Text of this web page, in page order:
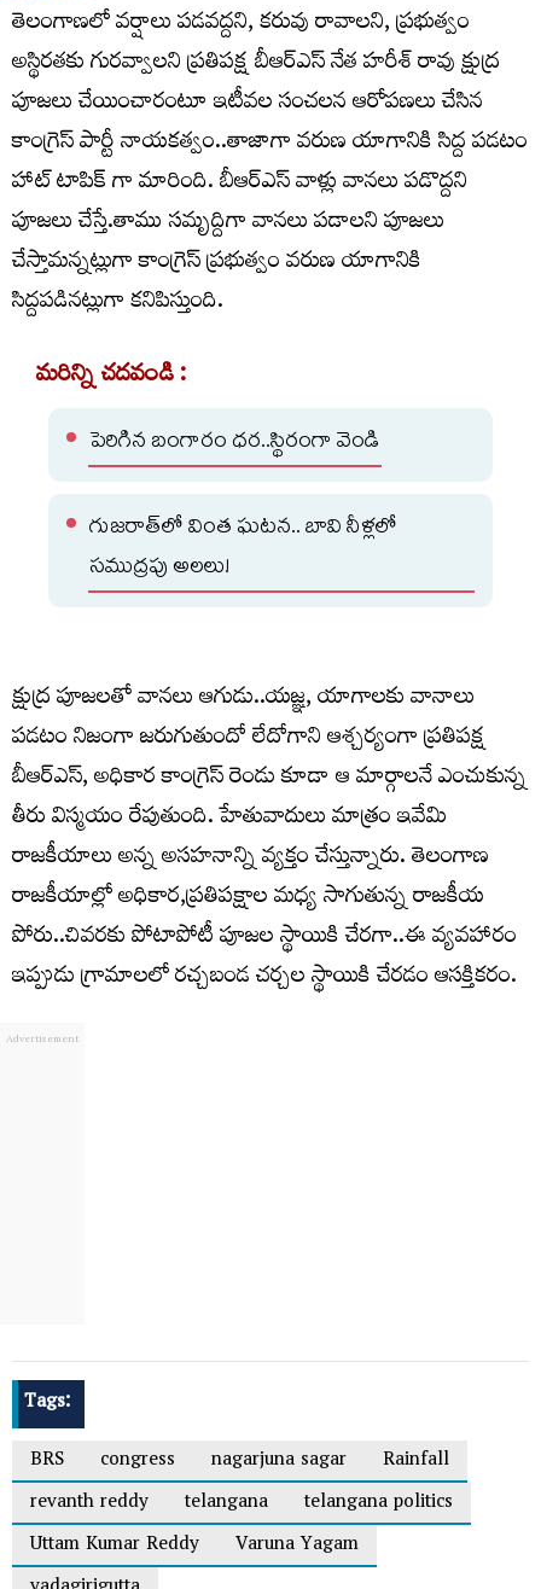
తెలంగాణలో వర్షాలు పడవద్దని, కరువు రావాలని, ప్రభుత్వం
అస్థిరతకు గురవ్వాలని ప్రతిపక్ష బీఆర్ఎస్ నేత హరీశ్ రావు క్షుద్ర
పూజలు చేయించారంటూ ఇటీవల సంచలన ఆరోపణలు చేసిన
కాంగ్రెస్ పార్టీ నాయకత్వం..తాజాగా వరుణ యాగానికి సిద్ద పడటం
హాట్ టాపిక్ గా మారింది. బీఆర్ఎస్ వాళ్లు వానలు పడొద్దని
పూజలు చేస్తే.తాము సమృద్దిగా వానలు పడాలని పూజలు
చేస్తామన్నట్లుగా కాంగ్రెస్ ప్రభుత్వం వరుణ యాగానికి
సిద్దపడినట్లుగా కనిపిస్తుంది.
మరిన్ని చదవండి :
పెరిగిన బంగారం ధర..స్థిరంగా వెండి
గుజరాత్‌లో వింత ఘటన.. బావి నీళ్లలో
సముద్రపు అలలు!
క్షుద్ర పూజలతో వానలు ఆగుడు..యజ్ఞ, యాగాలకు వానాలు
పడటం నిజంగా జరుగుతుందో లేదోగాని ఆశ్చర్యంగా ప్రతిపక్ష
బీఆర్ఎస్, అధికార కాంగ్రెస్ రెండు కూడా ఆ మార్గాలనే ఎంచుకున్న
తీరు విస్మయం రేపుతుంది. హేతువాదులు మాత్రం ఇవేమి
రాజకీయాలు అన్న అసహనాన్ని వ్యక్తం చేస్తున్నారు. తెలంగాణ
రాజకీయాల్లో అధికార,ప్రతిపక్షాల మధ్య సాగుతున్న రాజకీయ
పోరు..చివరకు పోటాపోటీ పూజల స్థాయికి చేరగా..ఈ వ్యవహారం
ఇప్పుడు గ్రామాలలో రచ్చబండ చర్చల స్థాయికి చేరడం ఆసక్తికరం.
Tags:
BRS
congress nagarjuna sagar
Rainfall
revanth reddy
telangana
telangana politics
Uttam Kumar Reddy
Varuna Yagam